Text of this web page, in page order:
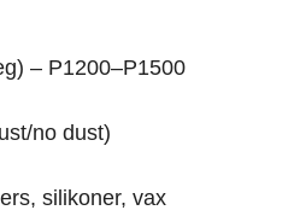
– P1200–P1500
no dust)
silikoner, vax